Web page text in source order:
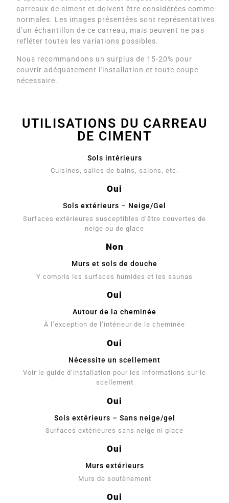
carreaux de ciment et doivent être considérées comme
normales. Les images présentées sont représentatives
d’un échantillon de ce carreau, mais peuvent ne pas
refléter toutes les variations possibles.
Nous recommandons un surplus de 15-20% pour
couvrir adéquatement l'installation et toute coupe
nécessaire.
UTILISATIONS DU CARREAU
DE CIMENT
Sols intérieurs
Cuisines, salles de bains, salons, etc.
Oui
Sols extérieurs – Neige/Gel
Surfaces extérieures susceptibles d’être couvertes de
neige ou de glace
Non
Murs et sols de douche
Y compris les surfaces humides et les saunas
Oui
Autour de la cheminée
À l’exception de l’intérieur de la cheminée
Oui
Nécessite un scellement
Voir le guide d’installation pour les informations sur le
scellement
Oui
Sols extérieurs – Sans neige/gel
Surfaces extérieures sans neige ni glace
Oui
Murs extérieurs
Murs de soutènement
Oui